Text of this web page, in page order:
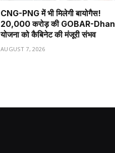
CNG-PNG में भी मिलेगी बायोगैस!
₹20,000 करोड़ की GOBAR-Dhan
योजना को कैबिनेट की मंजूरी संभव
AUGUST 7, 2026